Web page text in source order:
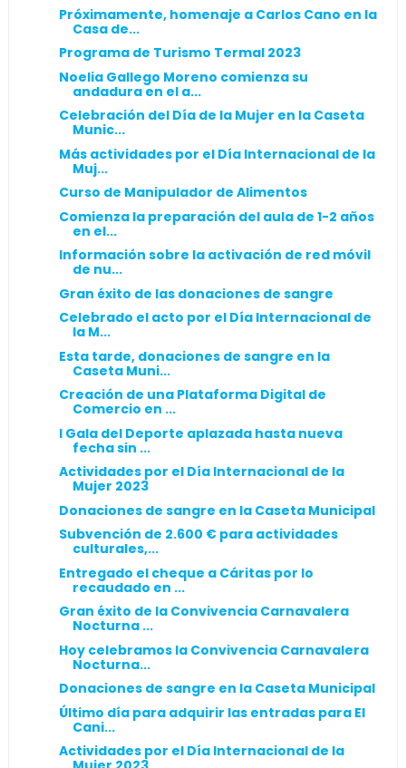
Próximamente, homenaje a Carlos Cano en la
Casa de...
Programa de Turismo Termal 2023
Noelia Gallego Moreno comienza su
andadura en el a...
Celebración del Día de la Mujer en la Caseta
Munic...
Más actividades por el Día Internacional de la
Muj...
Curso de Manipulador de Alimentos
Comienza la preparación del aula de 1-2 años
en el...
Información sobre la activación de red móvil
de nu...
Gran éxito de las donaciones de sangre
Celebrado el acto por el Día Internacional de
la M...
Esta tarde, donaciones de sangre en la
Caseta Muni...
Creación de una Plataforma Digital de
Comercio en ...
I Gala del Deporte aplazada hasta nueva
fecha sin ...
Actividades por el Día Internacional de la
Mujer 2023
Donaciones de sangre en la Caseta Municipal
Subvención de 2.600 € para actividades
culturales,...
Entregado el cheque a Cáritas por lo
recaudado en ...
Gran éxito de la Convivencia Carnavalera
Nocturna ...
Hoy celebramos la Convivencia Carnavalera
Nocturna...
Donaciones de sangre en la Caseta Municipal
Último día para adquirir las entradas para El
Cani...
Actividades por el Día Internacional de la